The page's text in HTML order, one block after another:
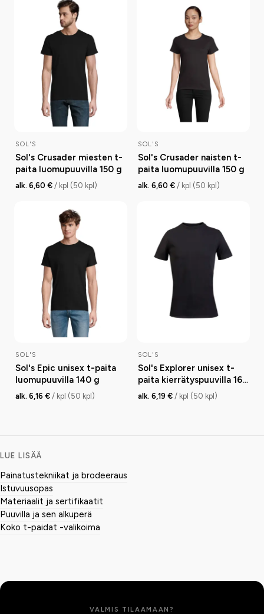
SOL'S
Sol's Crusader miesten t-
paita luomupuuvilla 150 g
alk. 6,60 € / kpl (50 kpl)
SOL'S
Sol's Crusader naisten t-
paita luomupuuvilla 150 g
alk. 6,60 € / kpl (50 kpl)
SOL'S
Sol's Epic unisex t-paita
luomupuuvilla 140 g
alk. 6,16 € / kpl (50 kpl)
SOL'S
Sol's Explorer unisex t-
paita kierrätyspuuvilla 160
g
alk. 6,19 € / kpl (50 kpl)
LUE LISÄÄ
Painatustekniikat ja brodeeraus
Istuvuusopas
Materiaalit ja sertifikaatit
Puuvilla ja sen alkuperä
Koko t-paidat -valikoima
VALMIS TILAAMAAN?